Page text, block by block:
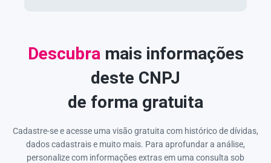
Descubra mais informações
deste CNPJ
de forma gratuita
Cadastre-se e acesse uma visão gratuita com histórico de dívidas,
dados cadastrais e muito mais. Para aprofundar a análise,
personalize com informações extras em uma consulta sob